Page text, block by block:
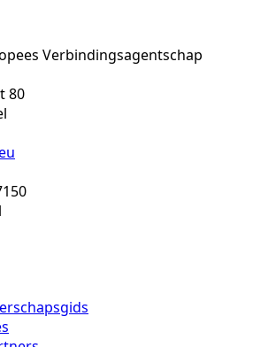
Verbindingsagentschap
80